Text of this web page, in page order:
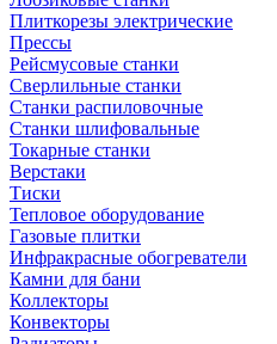
Плиткорезы электрические
Прессы
Рейсмусовые станки
Сверлильные станки
Станки распиловочные
Станки шлифовальные
Токарные станки
Верстаки
Тиски
Тепловое оборудование
Газовые плитки
Инфракрасные обогреватели
Камни для бани
Коллекторы
Конвекторы